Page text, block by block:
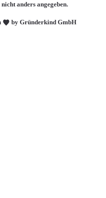
by Gründerkind GmbH
anders angegeben.